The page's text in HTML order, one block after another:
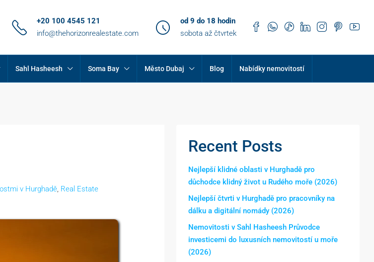
+20 100 4545 121
info@thehorizonrealestate.com
od 9 do 18 hodin
sobota až čtvrtek
Sahl Hasheesh Soma Bay Město Dubaj Blog Nabídky nemovitostí
v Hurghadě, Real Estate
Recent Posts
Nejlepší klidné oblasti v Hurghadě pro
důchodce klidný život u Rudého moře (2026)
Nejlepší čtvrti v Hurghadě pro pracovníky na
dálku a digitální nomády (2026)
Nemovitosti v Sahl Hasheesh Průvodce
investicemi do luxusních nemovitostí u moře
(2026)